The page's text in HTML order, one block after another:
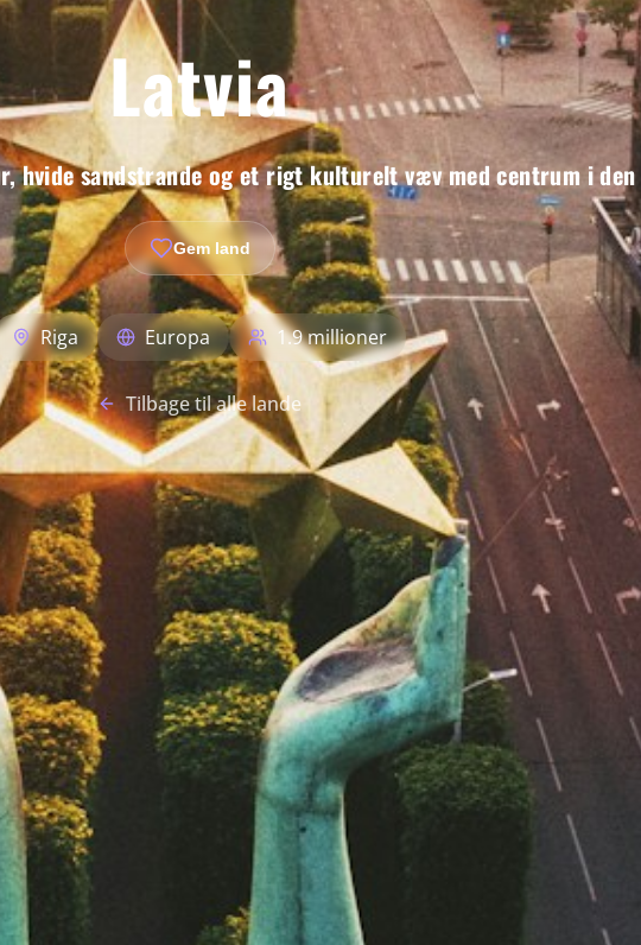
Latvia
hvide sandstrande og et rigt kulturelt væv med centrum i
Gem land
Riga Europa 1.9 millioner
Tilbage til alle lande